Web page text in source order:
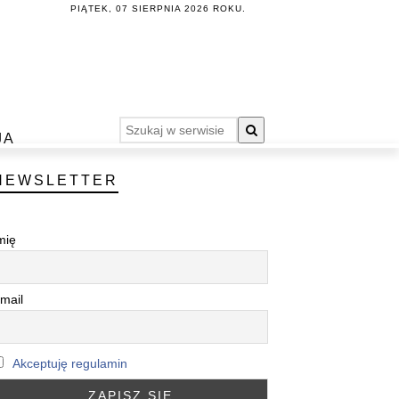
PIĄTEK, 07 SIERPNIA 2026 ROKU.
Akceptuję regulamin